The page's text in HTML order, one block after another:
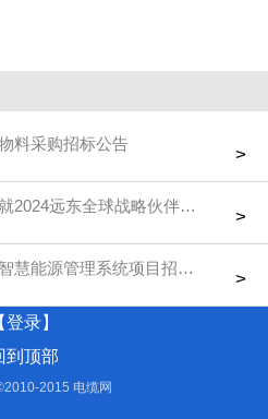
料采购招标公告
>
2024远东全球战略伙伴年会暨中
>
慧能源管理系统项目招标公告
>
登录】
到顶部
2015 电缆网